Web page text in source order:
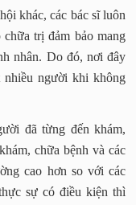
khác, các bác sĩ luôn
trị đảm bảo mang
nhân. Do đó, nơi đây
nhiều người khi không
đã từng đến khám,
chữa bệnh và các
cao hơn so với các
sự có điều kiện thì